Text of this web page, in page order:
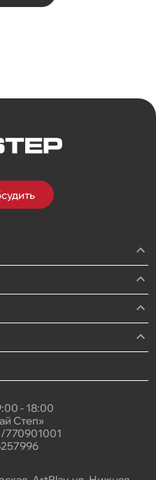
- 18:00
Степ»
770901001